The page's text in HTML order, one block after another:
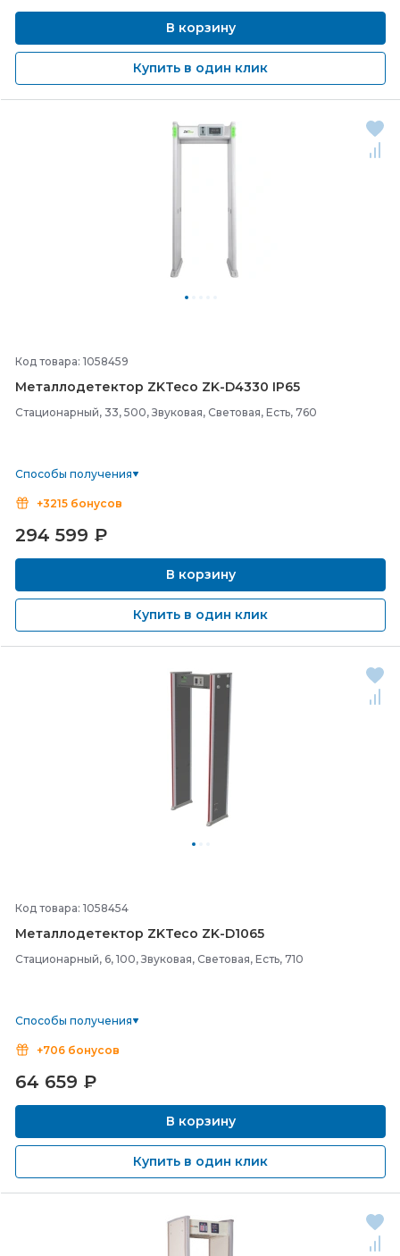
В корзину
Купить в один клик
Код товара: 1058459
Металлодетектор ZKTeco ZK-D4330 IP65
Стационарный, 33, 500, Звуковая, Световая, Есть, 760
Способы получения
+3215 бонусов
294 599 ₽
В корзину
Купить в один клик
Код товара: 1058454
Металлодетектор ZKTeco ZK-D1065
Стационарный, 6, 100, Звуковая, Световая, Есть, 710
Способы получения
+706 бонусов
64 659 ₽
В корзину
Купить в один клик